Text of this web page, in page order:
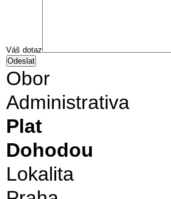
Váš dotaz
Obor
Administrativa
Plat
Dohodou
Lokalita